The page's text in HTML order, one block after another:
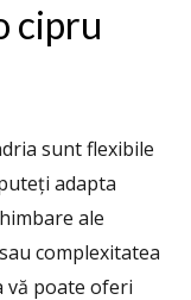
cipru
sunt flexibile
adapta
ale
complexitatea
vă poate oferi